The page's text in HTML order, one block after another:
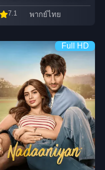
7.1 พากย์ไทย
Full HD